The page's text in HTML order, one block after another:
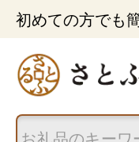
初めての方でも